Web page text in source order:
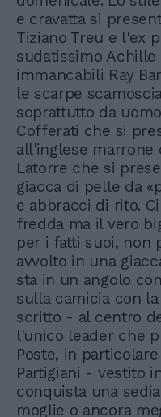
e cravatta si
Tiziano Treu e l'ex
sudatissimo
immancabili Ray
le scarpe
soprattutto da
Cofferati che si
all'inglese marrone
Latorre che si
giacca di pelle da
e abbracci di rito.
fredda ma il vero
per i fatti suoi, non
avvolto in una
sta in un angolo
sulla camicia con
scritto - al centro
l'unico leader che
Poste, in
Partigiani - vestito
conquista una
moglie o ancora